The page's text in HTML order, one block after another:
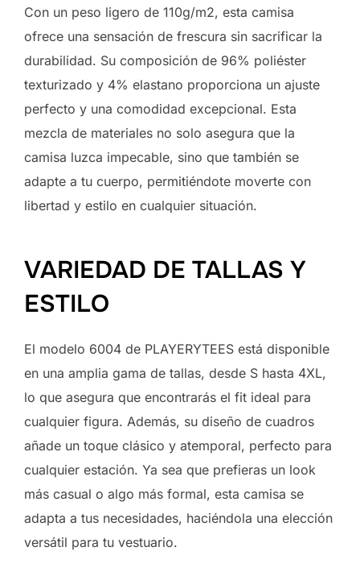
Con un peso ligero de 110g/m2, esta camisa
ofrece una sensación de frescura sin sacrificar la
durabilidad. Su composición de 96% poliéster
texturizado y 4% elastano proporciona un ajuste
perfecto y una comodidad excepcional. Esta
mezcla de materiales no solo asegura que la
camisa luzca impecable, sino que también se
adapte a tu cuerpo, permitiéndote moverte con
libertad y estilo en cualquier situación.
VARIEDAD DE TALLAS Y
ESTILO
El modelo 6004 de PLAYERYTEES está disponible
en una amplia gama de tallas, desde S hasta 4XL,
lo que asegura que encontrarás el fit ideal para
cualquier figura. Además, su diseño de cuadros
añade un toque clásico y atemporal, perfecto para
cualquier estación. Ya sea que prefieras un look
más casual o algo más formal, esta camisa se
adapta a tus necesidades, haciéndola una elección
versátil para tu vestuario.